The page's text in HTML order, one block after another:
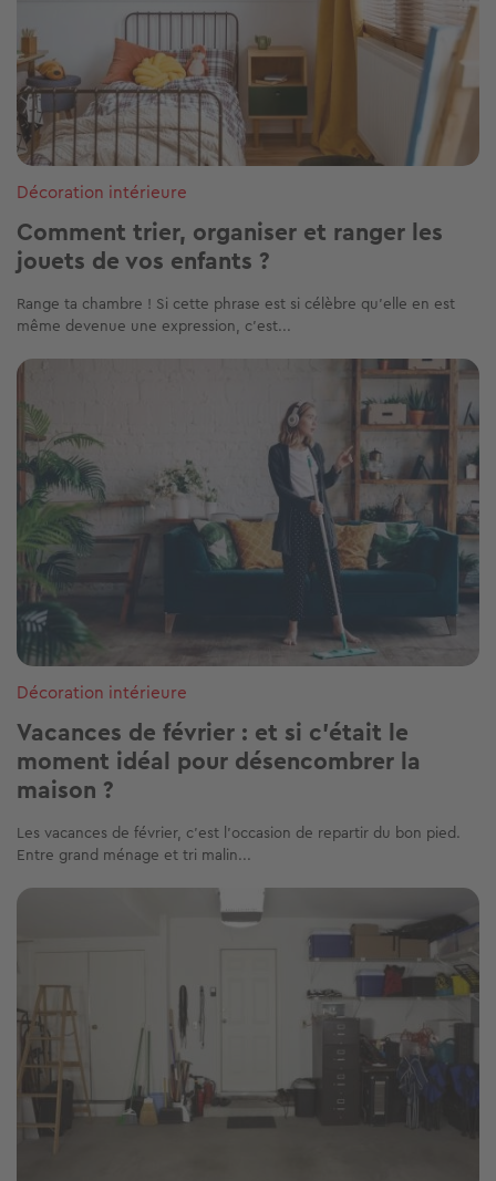
Décoration intérieure
Comment trier, organiser et ranger les
jouets de vos enfants ?
Range ta chambre ! Si cette phrase est si célèbre qu’elle en est
même devenue une expression, c’est...
Image
Décoration intérieure
Vacances de février : et si c'était le
moment idéal pour désencombrer la
maison ?
Les vacances de février, c’est l’occasion de repartir du bon pied.
Entre grand ménage et tri malin...
Image